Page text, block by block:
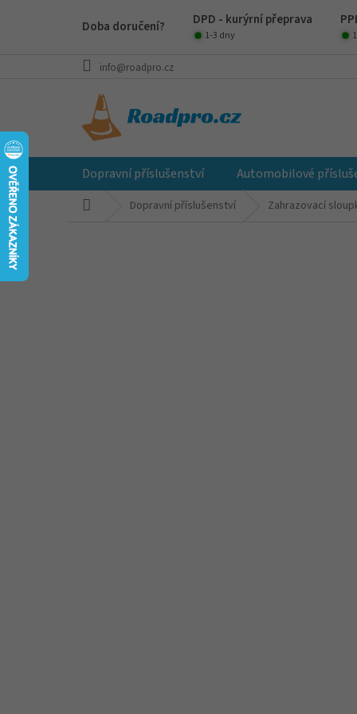
Doba doručení? DPD - kurýrní přeprava
1-3 dny
info@roadpro.cz
Dopravní příslušenství Automobilové
Dopravní příslušenství Zahrazovací